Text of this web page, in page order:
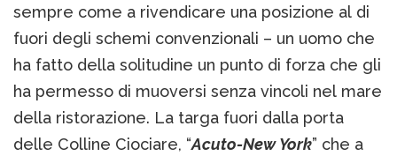
sempre come a rivendicare una posizione al di
fuori degli schemi convenzionali – un uomo che
ha fatto della solitudine un punto di forza che gli
ha permesso di muoversi senza vincoli nel mare
della ristorazione. La targa fuori dalla porta
delle Colline Ciociare, “Acuto-New York” che a